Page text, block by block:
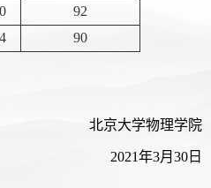
92
90
北京大学物理学院
2021年3月30日